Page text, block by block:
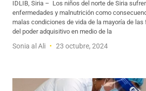
IDLIB, Siria – Los niños del norte de Siria
enfermedades y malnutrición como
malas condiciones de vida de la mayoría de
del poder adquisitivo en medio de la
Sonia al Ali 23 octubre, 2024